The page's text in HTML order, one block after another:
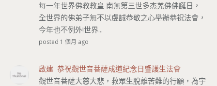
每一年世界佛教教皇 南無第三世多杰羌佛佛誕日，
全世界的佛弟子無不以虔誠恭敬之心舉辦恭祝法會，
今年也不例外!世界...
posted 1 個月 ago
啟建 恭祝觀世音菩薩成道紀念日暨護生法會
觀世音菩薩大慈大悲，救眾生脫離苦難的行願，為宇